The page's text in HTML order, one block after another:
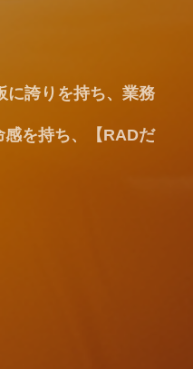
す。ただ、当社に
く場面も多くあり
どこにも負けませ
に誇りを持ち、業務
を持ち、【RADだ